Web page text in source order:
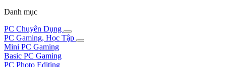
Danh mục
PC Chuyên Dụng
PC Gaming, Học Tập
Mini PC Gaming
Basic PC Gaming
PC Photo Editing